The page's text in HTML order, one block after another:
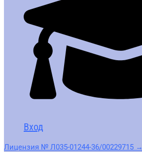
Вход
Лицензия № Л035-01244-36/00229715 →